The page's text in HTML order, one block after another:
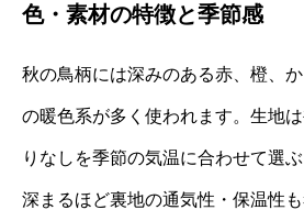
色・素材の特徴と季節感
秋の鳥柄には深みのある赤、橙、
の暖色系が多く使われます。生地
りなしを季節の気温に合わせて選
深まるほど裏地の通気性・保温性